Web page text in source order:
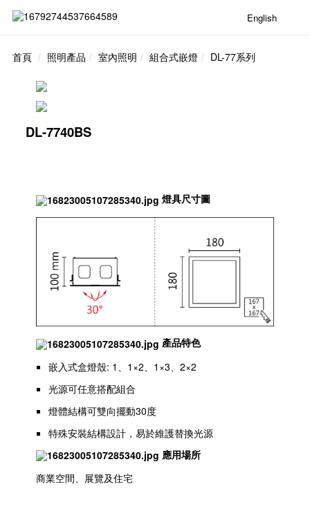
English
首頁 照明產品 室內照明 組合式嵌燈 DL-77系列
DL-7740BS
燈具尺寸圖
產品特色
嵌入式盒燈殼: 1、1×2、1×3、2×2
光源可任意搭配組合
燈體結構可雙向擺動30度
特殊安裝結構設計，易於維護替換光源
應用場所
商業空間、展覽及住宅